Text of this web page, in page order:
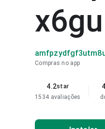
x6gu
Compras no app
4.2star
1534 avaliações